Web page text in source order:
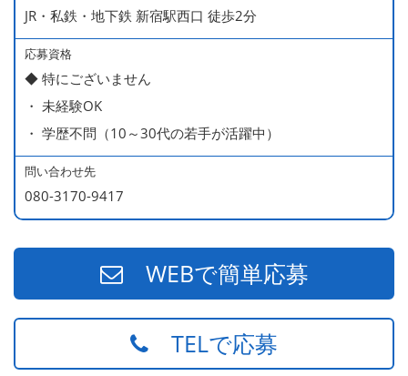
＜給与モデル＞
450万円／社員（20代・入社1年目・入籍予定のパートナ
ー持ち）
490万円／店長代理（20代・入社2年目・入社後に結婚。
ラブラブな新婚さん）
540万円／店長（20代・入社3年目・ 育休取得して、更に
やる気MAXの2児のお父さん）
670万円／統括店長（30代・入社7年目・中学生の長男筆
頭に3人の子供を持つ一家の大黒柱）
JR・私鉄・地下鉄 新宿駅西口 徒歩2分
応募資格
◆ 特にございません
・ 未経験OK
・ 学歴不問（10～30代の若手が活躍中）
問い合わせ先
080-3170-9417
WEBで簡単応募
TELで応募